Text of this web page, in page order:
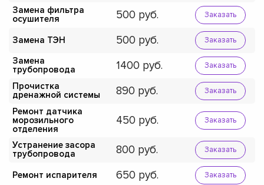
Замена фильтра
осушителя
500 Заказать
Замена ТЭН 500 Заказать
Замена
трубопровода
1400 Заказать
Прочистка
дренажной системы
890 Заказать
Ремонт датчика
морозильного
отделения
450 Заказать
Устранение засора
трубопровода
800 Заказать
Ремонт испарителя 650 Заказать